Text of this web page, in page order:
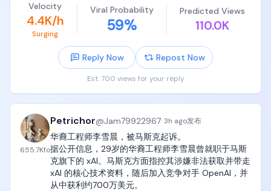
铁、新能源车、光伏这些产业，靠14亿人市场就能全
部消化；
地，典型的就是通信、电力电网、石油、国字号金融
保险、各地方自留的文旅城投产业、道路桥梁产业、
烟草产业等等，有的有增量，有的快死了，但整体都
是国企饭，有关系就能进去。
这就是党哥判断中国未来优势的基本第一性原理，学
会了请转发+点赞+收藏，谢谢。
一个是全自动设计了sqlite的一个rust实现版本，sql
parser非常稳定，
一个是全自动设计了C++实现的TypeScript
Compiler，这在去年只有微软几个人实现了这个工
一个是全自动实现了世界上最复杂的数学证明工具——
发明并且由整个数学学术界维护的。
goal-driven已经被证明了是一款非常强大、非常简
单、非常直白的multi-agent system，而且只需要一
个prompt写进去即可，
Velocity
4.4K/h
Surging
Viral Probability
59%
Predicted Views
110.0K
Reply Now Repost Now
Est. 700 views for your reply
655.7Kfo
Petrichor@Jam79922967·3h ago发布
华裔工程师李雪晨，被马斯克起诉。
据公开信息，29岁的华裔工程师李雪晨曾就职于马斯
克旗下的 xAI。马斯克方面指控其涉嫌非法获取并带走
xAI 的核心技术资料，随后加入竞争对手 OpenAI，并
从中获利约700万美元。